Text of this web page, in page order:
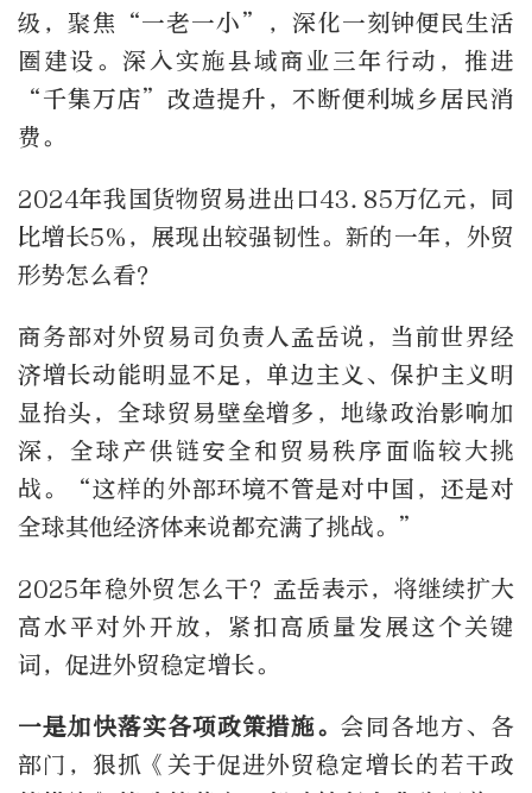
级，聚焦“一老一小”，深化一刻钟便民生活
圈建设。深入实施县域商业三年行动，推进
“千集万店”改造提升，不断便利城乡居民消
费。
2024年我国货物贸易进出口43.85万亿元，同
比增长5%，展现出较强韧性。新的一年，外贸
形势怎么看？
商务部对外贸易司负责人孟岳说，当前世界经
济增长动能明显不足，单边主义、保护主义明
显抬头，全球贸易壁垒增多，地缘政治影响加
深，全球产供链安全和贸易秩序面临较大挑
战。“这样的外部环境不管是对中国，还是对
全球其他经济体来说都充满了挑战。”
2025年稳外贸怎么干？孟岳表示，将继续扩大
高水平对外开放，紧扣高质量发展这个关键
词，促进外贸稳定增长。
一是加快落实各项政策措施。会同各地方、各
部门，狠抓《关于促进外贸稳定增长的若干政